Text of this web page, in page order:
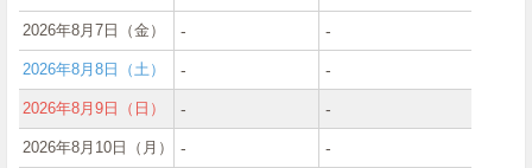
2026年8月7日（金） ‐ ‐
2026年8月8日（土） ‐ ‐
2026年8月9日（日） ‐ ‐
2026年8月10日（月） ‐ ‐